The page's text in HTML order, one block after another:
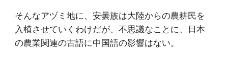
そんなアヅミ地に、安曇族は大陸からの農耕民を
入植させていくわけだが、不思議なことに、日本
の農業関連の古語に中国語の影響はない。